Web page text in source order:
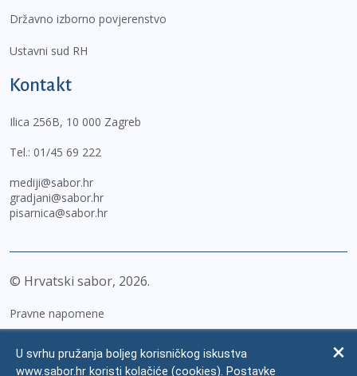
Državno izborno povjerenstvo
Ustavni sud RH
Kontakt
Ilica 256B, 10 000 Zagreb
Tel.: 01/45 69 222
mediji@sabor.hr
gradjani@sabor.hr
pisarnica@sabor.hr
© Hrvatski sabor, 2026
Pravne napomene
Zaštita osobnih podataka
U svrhu pružanja boljeg korisničkog iskustva
www.sabor.hr koristi kolačiće (cookies). Postavke